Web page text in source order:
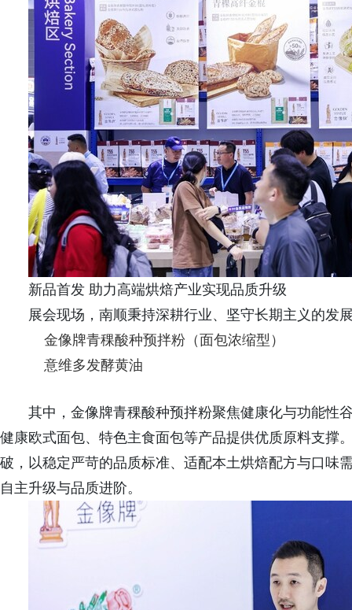
新品首发 助力高端烘焙产业实现品质升级
展会现场，南顺秉持深耕行业、坚守长期主义的发
金像牌青稞酸种预拌粉（面包浓缩型）
意维多发酵黄油
其中，金像牌青稞酸种预拌粉聚焦健康化与功能性
健康欧式面包、特色主食面包等产品提供优质原料支撑
破，以稳定严苛的品质标准、适配本土烘焙配方与口味
自主升级与品质进阶。